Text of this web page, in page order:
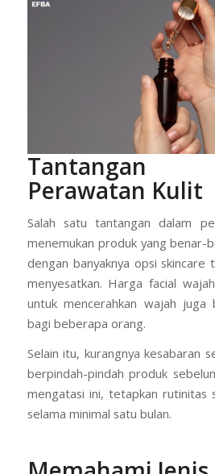
Perawatan Kulit
Salah satu tantangan dalam
menemukan produk yang benar-
dengan banyaknya opsi skincare
menyesatkan. Harga facial
untuk mencerahkan wajah juga
bagi beberapa orang.
Selain itu, kurangnya kesabaran
berpindah-pindah produk
mengatasi ini, tetapkan rutinitas
selama minimal satu bulan.